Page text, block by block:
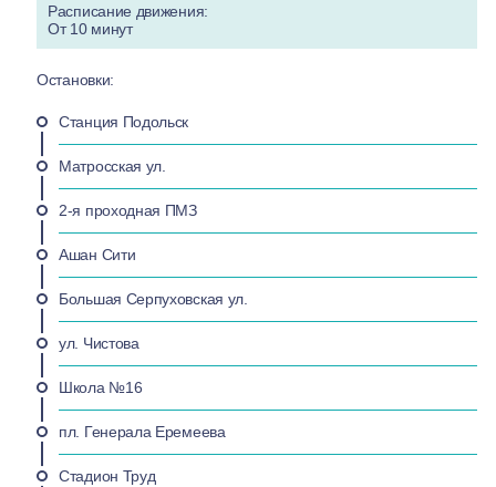
Расписание движения:
От 10 минут
Остановки:
Станция Подольск
Матросская ул.
2-я проходная ПМЗ
Ашан Сити
Большая Серпуховская ул.
ул. Чистова
Школа №16
пл. Генерала Еремеева
Стадион Труд